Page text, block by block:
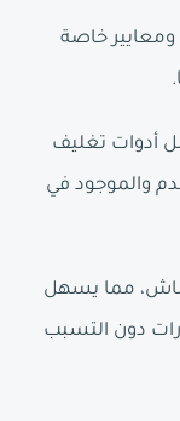
ومعايير خاصة
أدوات تغليف
والموجود في
مما يسهل
دون التسبب